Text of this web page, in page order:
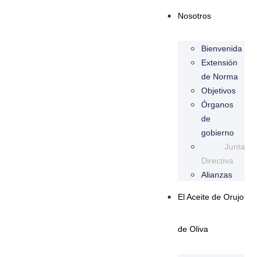
Nosotros
Bienvenida
Extensión
de Norma
Objetivos
Órganos
de
gobierno
Junta
Directiva
Alianzas
El Aceite de Orujo
de Oliva